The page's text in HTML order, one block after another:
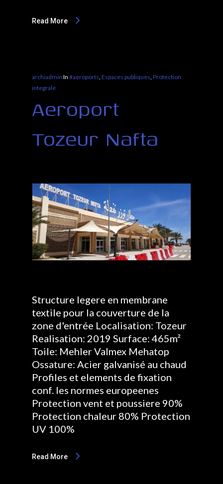
Read More
archiadmin In #aeroports, Espaces publiques, Protection
integrale
Aeroport
Tozeur Nafta
Structure legere en membrane
textile pour la couverture de la
zone d'entrée Localisation: Tozeur
Realisation: 2019 Surface: 465m²
Toile: Mehler Valmex Mehatop
Ossature: Acier galvanisé au chaud
Profiles et elements de fixation
conf. les normes europeenes
Protection vent et poussiere 90%
Protection chaleur 80% Protection
UV 100%
Read More